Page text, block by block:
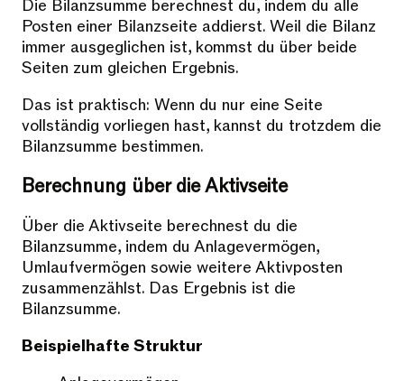
Die Bilanzsumme berechnest du, indem du alle
Posten einer Bilanzseite addierst. Weil die Bilanz
immer ausgeglichen ist, kommst du über beide
Seiten zum gleichen Ergebnis.
Das ist praktisch: Wenn du nur eine Seite
vollständig vorliegen hast, kannst du trotzdem die
Bilanzsumme bestimmen.
Berechnung über die Aktivseite
Über die Aktivseite berechnest du die
Bilanzsumme, indem du Anlagevermögen,
Umlaufvermögen sowie weitere Aktivposten
zusammenzählst. Das Ergebnis ist die
Bilanzsumme.
Beispielhafte Struktur